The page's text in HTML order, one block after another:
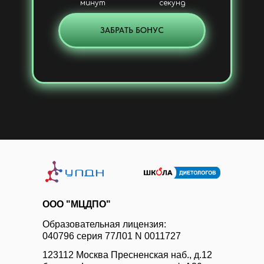
ЗАБРАТЬ БОНУС
минут секунд
ООО "МЦДПО"
Образовательная лицензия:
040796 серия 77Л01 N 0011727
123112 Москва Пресненская наб., д.12